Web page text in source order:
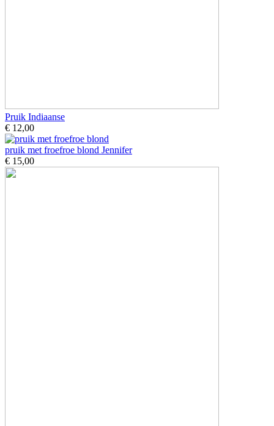
Pruik Indiaanse
€ 12,00
pruik met froefroe blond Jennifer
€ 15,00